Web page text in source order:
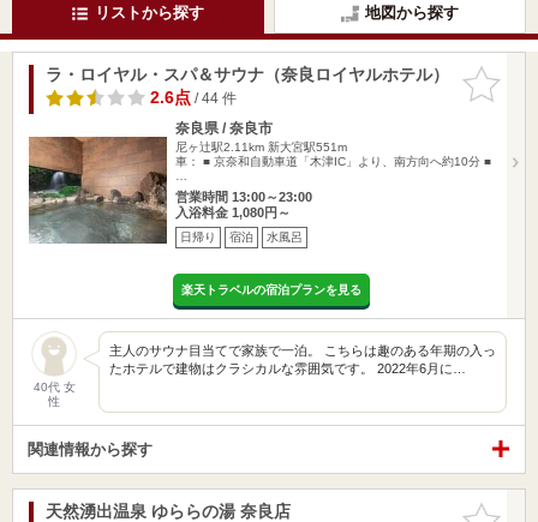
リストから探す 地図から探す
お気に入
りに追加
ラ・ロイヤル・スパ＆サウナ（奈良ロイヤルホテル）
2.6点/ 44 件
奈良県 / 奈良市
尼ヶ辻駅2.11km 新大宮駅551m
車： ■ 京奈和自動車道「木津IC」より、南方向へ約10分 ■
営業時間 13:00～23:00
入浴料金 1,080円～
日帰り 宿泊 水風呂
楽天トラベルの宿泊プランを見る
40代 女
性
主人のサウナ目当てで家族で一泊。 こちらは趣のある年期の入っ
たホテルで建物はクラシカルな雰囲気です。 2022年6月に…
関連情報から探す
お気に入
天然湧出温泉 ゆららの湯 奈良店